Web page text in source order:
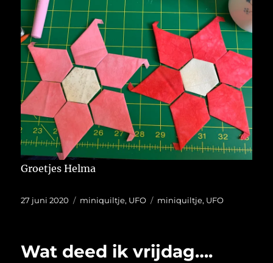
Groetjes Helma
Geplaatst
27 juni 2020 Categorieën
miniquiltje, UFO Tags
miniquiltje, UFO
Wat deed ik vrijdag….